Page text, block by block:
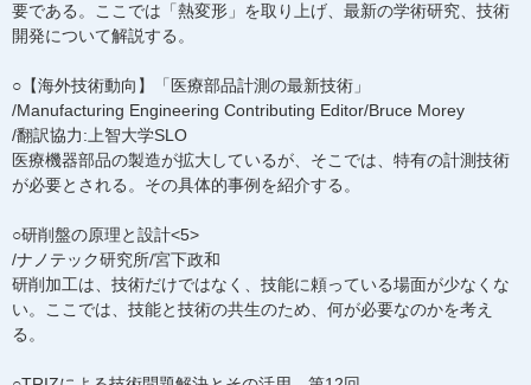
要である。ここでは「熱変形」を取り上げ、最新の学術研究、技術
開発について解説する。
○【海外技術動向】「医療部品計測の最新技術」
/Manufacturing Engineering Contributing Editor/Bruce Morey
/翻訳協力:上智大学SLO
医療機器部品の製造が拡大しているが、そこでは、特有の計測技術
が必要とされる。その具体的事例を紹介する。
○研削盤の原理と設計<5>
/ナノテック研究所/宮下政和
研削加工は、技術だけではなく、技能に頼っている場面が少なくな
い。ここでは、技能と技術の共生のため、何が必要なのかを考え
る。